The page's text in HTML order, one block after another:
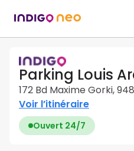
Parking Louis
172 Bd Maxime Gorki,
Voir l’itinéraire
Ouvert 24/7